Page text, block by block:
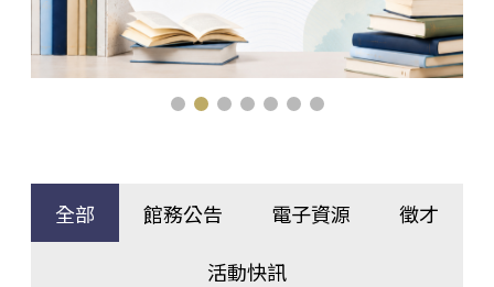
全部 館務公告 電子資源 徵才
活動快訊